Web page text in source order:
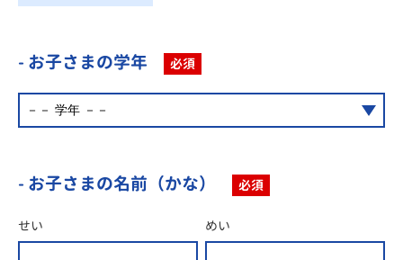
- お子さまの学年 必須
- お子さまの名前（かな） 必須
せい めい